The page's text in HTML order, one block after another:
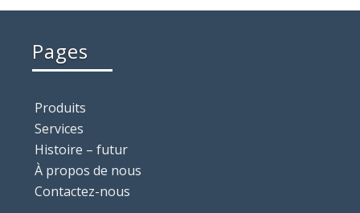
Pages
Produits
Services
Histoire – futur
À propos de nous
Contactez-nous